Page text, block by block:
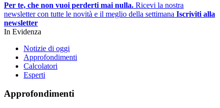
Per te, che non vuoi perderti mai nulla. Ricevi la nostra
newsletter con tutte le novità e il meglio della settimana Iscriviti alla
newsletter
In Evidenza
Notizie di oggi
Approfondimenti
Calcolatori
Esperti
Approfondimenti